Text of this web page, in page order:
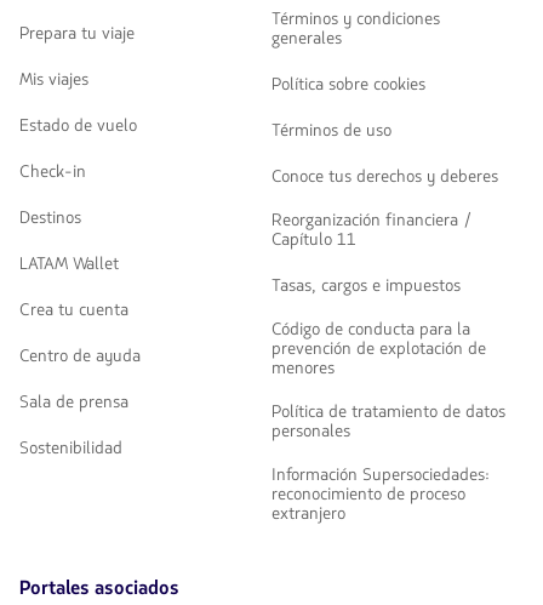
Prepara tu viaje
Mis viajes
Estado de vuelo
Check-in
Destinos
LATAM Wallet
Crea tu cuenta
Centro de ayuda
Sala de prensa
Sostenibilidad
Términos y condiciones
generales
Política sobre cookies
Términos de uso
Conoce tus derechos y deberes
Reorganización financiera /
Capítulo 11
Tasas, cargos e impuestos
Código de conducta para la
prevención de explotación de
menores
Política de tratamiento de datos
personales
Información Supersociedades:
reconocimiento de proceso
extranjero
Portales asociados